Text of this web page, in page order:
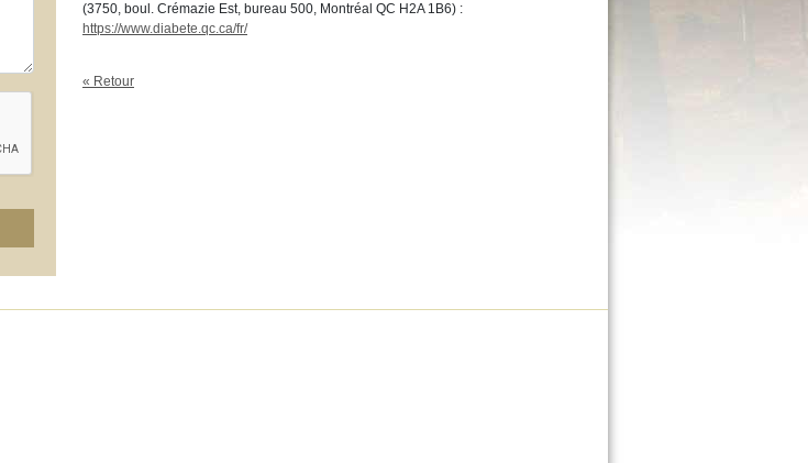
(3750, boul. Crémazie Est, bureau 500, Montréal QC H2A 1B6) :
https://www.diabete.qc.ca/fr/
« Retour